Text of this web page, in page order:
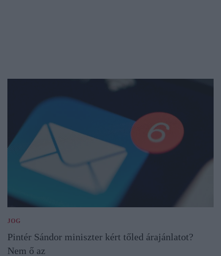
JOG
Pintér Sándor miniszter kért tőled árajánlatot?
Nem ő az